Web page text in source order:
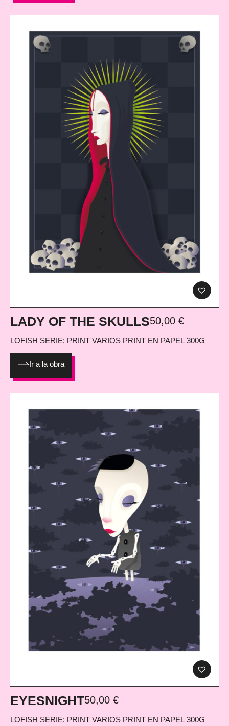
LADY OF THE SKULLS50,00 €
LOFISH SERIE: PRINT VARIOS PRINT EN PAPEL 300G
Ir a la obra
EYESNIGHT50,00 €
LOFISH SERIE: PRINT VARIOS PRINT EN PAPEL 300G